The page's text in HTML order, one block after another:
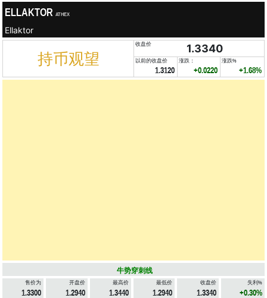
ELLAKTOR ATHEX
Ellaktor
持币观望
收盘价 1.3340
以前的收盘价
1.3120
涨跌：
+0.0220
涨跌%
+1.68%
牛势穿刺线
售价为
1.3300
开盘价
1.2940
最高价
1.3440
最低价
1.2940
收盘价
1.3340
失利%
+0.30%